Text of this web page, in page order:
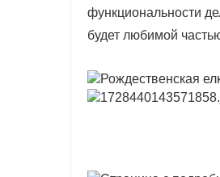
функциональности
будет любимой